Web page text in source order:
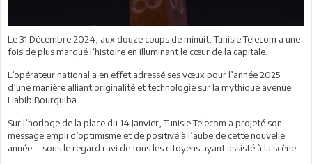
Le 31 Décembre 2024, aux douze coups de minuit, Tunisie Telecom a une
fois de plus marqué l’histoire en illuminant le cœur de la capitale.
L’opérateur national a en effet adressé ses vœux pour l’année 2025
d’une manière alliant originalité et technologie sur la mythique avenue
Habib Bourguiba.
Sur l’horloge de la place du 14 Janvier, Tunisie Telecom a projeté son
message empli d’optimisme et de positivé à l’aube de cette nouvelle
année ... sous le regard ravi de tous les citoyens ayant assisté à la scène.